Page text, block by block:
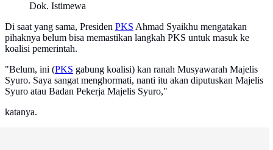
Dok. Istimewa
Di saat yang sama, Presiden PKS Ahmad Syaikhu mengatakan
pihaknya belum bisa memastikan langkah PKS untuk masuk ke
koalisi pemerintah.
"Belum, ini (PKS gabung koalisi) kan ranah Musyawarah Majelis
Syuro. Saya sangat menghormati, nanti itu akan diputuskan Majelis
Syuro atau Badan Pekerja Majelis Syuro,"
katanya.